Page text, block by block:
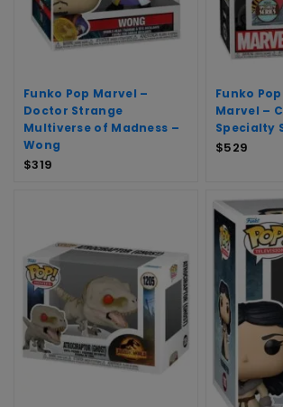
Funko Pop Marvel –
Doctor Strange
Multiverse of Madness –
Wong
$319
Funko
Marvel –
Specialty
$529